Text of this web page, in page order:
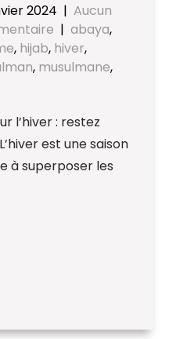
2024 | Aucun
| abaya,
, hijab, hiver,
, musulmane,
l’hiver : restez
est une saison
à superposer les